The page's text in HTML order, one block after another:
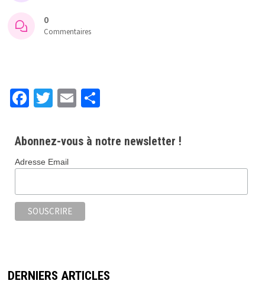
0
Commentaires
Fa
b
o
o
k
T
tt
er
E
ai
P
ta
r
Abonnez-vous à notre newsletter !
Adresse Email
DERNIERS ARTICLES